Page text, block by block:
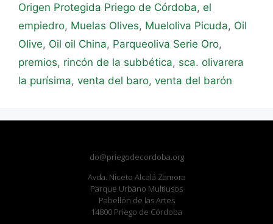
Origen Protegida Priego de Córdoba, el
empiedro, Muelas Olives, Mueloliva Picuda, Oil
OIive, Oil oil China, Parqueoliva Serie Oro,
premios, rincón de la subbética, sca. olivarera
la purísima, venta del baro, venta del barón
do@priegodecordoba.org
Avda. Niceto Alcalá Zamora
Parque Urbano Multiusos
Pabellón de las Artes
14800 Priego de Córdoba